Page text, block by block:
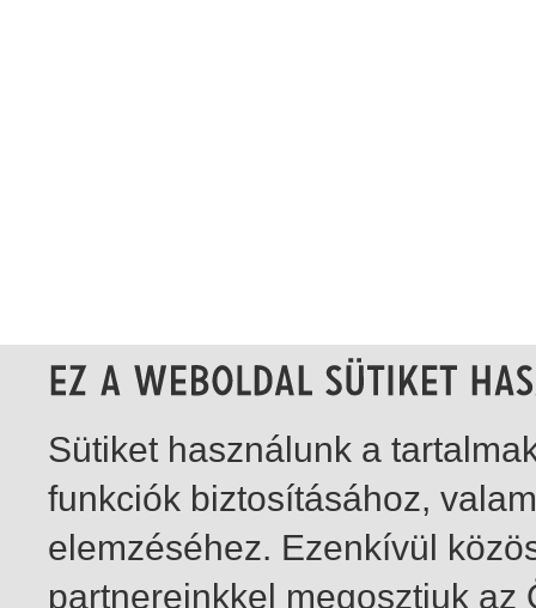
Sütiket használunk a
funkciók biztosításához,
elemzéséhez. Ezenkívül
partnereinkkel megosztjuk